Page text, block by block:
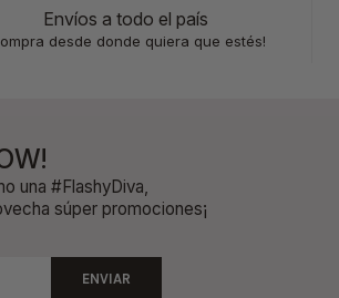
Envíos a todo el país
desde donde quiera que estés!
una #FlashyDiva,
súper promociones¡
ENVIAR